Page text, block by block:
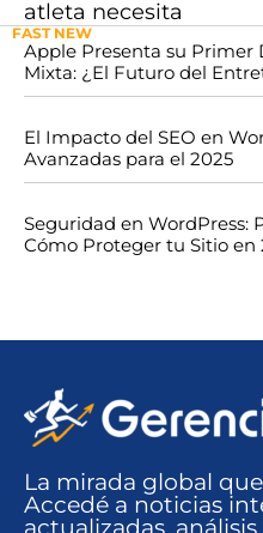
atleta necesita
FAST NEW
Apple Presenta su Primer
Mixta: ¿El Futuro del
El Impacto del SEO en
Avanzadas para el 2025
Seguridad en WordPress:
Cómo Proteger tu Sitio en
La mirada global
Accedé a noticias